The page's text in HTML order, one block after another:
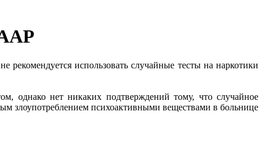
использовать случайные тесты на наркотики
однако нет никаких подтверждений тому, что случайное
злоупотреблением психоактивными веществами в больнице